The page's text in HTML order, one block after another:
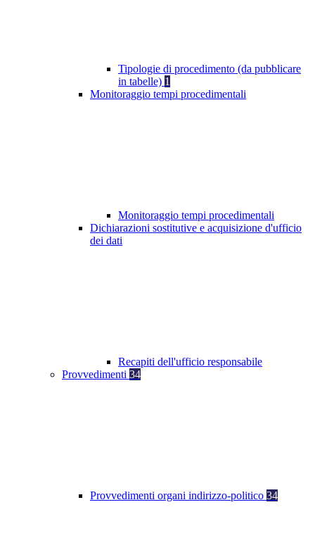
Tipologie di procedimento (da pubblicare
in tabelle) 1
Monitoraggio tempi procedimentali
Monitoraggio tempi procedimentali
Dichiarazioni sostitutive e acquisizione d'ufficio
dei dati
Recapiti dell'ufficio responsabile
Provvedimenti 34
Provvedimenti organi indirizzo-politico 34